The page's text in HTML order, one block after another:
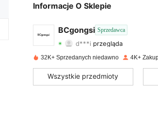
Informacje O Sklepie
BCgongsi Sprzedawca
d***i przegląda
4,81 Ocena 381Artykuły
4,81 381
32K+ Sprzedanych niedawno 4K+
Wszystkie przedmioty